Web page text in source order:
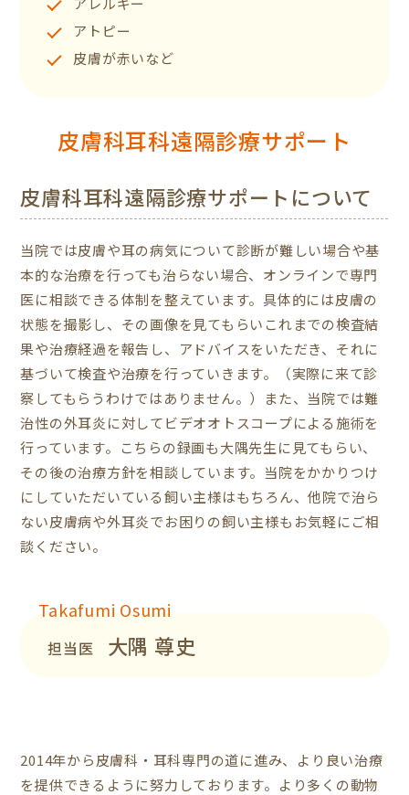
アトピー
皮膚が赤いなど
皮膚科耳科遠隔診療サポート
皮膚科耳科遠隔診療サポートについて
当院では皮膚や耳の病気について診断が難しい場合や基
本的な治療を行っても治らない場合、オンラインで専門
医に相談できる体制を整えています。具体的には皮膚の
状態を撮影し、その画像を見てもらいこれまでの検査結
果や治療経過を報告し、アドバイスをいただき、それに
基づいて検査や治療を行っていきます。（実際に来て診
察してもらうわけではありません。）また、当院では難
治性の外耳炎に対してビデオオトスコープによる施術を
行っています。こちらの録画も大隅先生に見てもらい、
その後の治療方針を相談しています。当院をかかりつけ
にしていただいている飼い主様はもちろん、他院で治ら
ない皮膚病や外耳炎でお困りの飼い主様もお気軽にご相
談ください。
Takafumi Osumi
担当医 大隅 尊史
2014年から皮膚科・耳科専門の道に進み、より良い治療
を提供できるように努力しております。より多くの動物